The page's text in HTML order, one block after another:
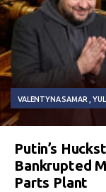
VALENTYNA SAMAR
Putin’s
Bankrupted
Parts Plant